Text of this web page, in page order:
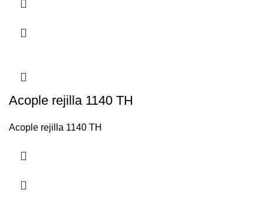
Acople rejilla 1140 TH
Acople rejilla 1140 TH